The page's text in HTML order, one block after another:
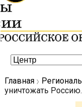
Главная
уничтожать